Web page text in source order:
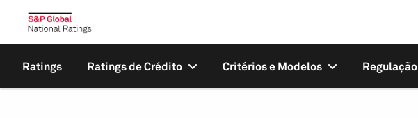
Ratings Ratings de Crédito Critérios e Modelos Regulação